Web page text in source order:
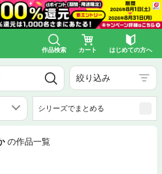
作品検索 カート はじめての方へ
絞り込み
シリーズでまとめる
の作品一覧